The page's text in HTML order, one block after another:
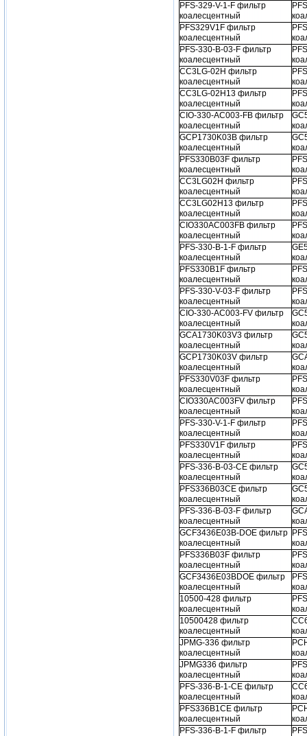
PFS-329-V-1-F фильтр
коалесцентный
PFS329V1F фильтр
коалесцентный
PFS-330-B-03-F фильтр
коалесцентный
CC3LG-02H фильтр
коалесцентный
CC3LG-02H13 фильтр
коалесцентный
CIO-330-AC003-FB фильтр
коалесцентный
GCP1730K03B фильтр
коалесцентный
PFS330B03F фильтр
коалесцентный
CC3LG02H фильтр
коалесцентный
CC3LG02H13 фильтр
коалесцентный
CIO330AC003FB фильтр
коалесцентный
PFS-330-B-1-F фильтр
коалесцентный
PFS330B1F фильтр
коалесцентный
PFS-330-V-03-F фильтр
коалесцентный
CIO-330-AC003-FV фильтр
коалесцентный
GCA1730K03V3 фильтр
коалесцентный
GCP1730K03V фильтр
коалесцентный
PFS330V03F фильтр
коалесцентный
CIO330AC003FV фильтр
коалесцентный
PFS-330-V-1-F фильтр
коалесцентный
PFS330V1F фильтр
коалесцентный
PFS-336-B-03-CE фильтр
коалесцентный
PFS336B03CE фильтр
коалесцентный
PFS-336-B-03-F фильтр
коалесцентный
GCF3436E03B-DOE фильтр
коалесцентный
PFS336B03F фильтр
коалесцентный
GCF3436E03BDOE фильтр
коалесцентный
10500-428 фильтр
коалесцентный
10500428 фильтр
коалесцентный
JPMG-336 фильтр
коалесцентный
JPMG336 фильтр
коалесцентный
PFS-336-B-1-CE фильтр
коалесцентный
PFS336B1CE фильтр
коалесцентный
PFS-336-B-1-F фильтр